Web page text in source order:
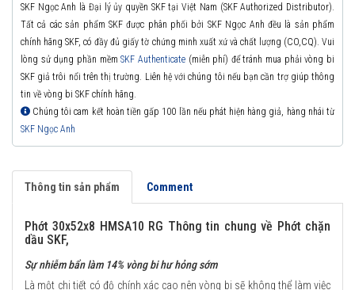
SKF Ngọc Anh là Đại lý ủy quyền SKF tại Việt Nam (SKF Authorized Distributor).
Tất cả các sản phẩm SKF được phân phối bởi SKF Ngọc Anh đều là sản phẩm
chính hãng SKF, có đầy đủ giấy tờ chứng minh xuất xứ và chất lượng (CO,CQ). Vui
lòng sử dụng phần mềmSKF Authenticate(miễn phí) để tránh mua phải vòng bi
SKF giả trôi nổi trên thị trường. Liên hệ với chúng tôi nếu bạn cần trợ giúp thông
tin về vòng bi SKF chính hãng.
Chúng tôi cam kết hoàn tiền gấp 100 lần nếu phát hiện hàng giả, hàng nhái từ
SKF Ngọc Anh
Thông tin sản phẩm Comment
Phớt 30x52x8 HMSA10 RG Thông tin chung về Phớt chặn
dầu SKF,
Sự nhiễm bẩn làm 14% vòng bi hư hỏng sớm
Là một chi tiết có độ chính xác cao nên vòng bi sẽ không thể làm việc